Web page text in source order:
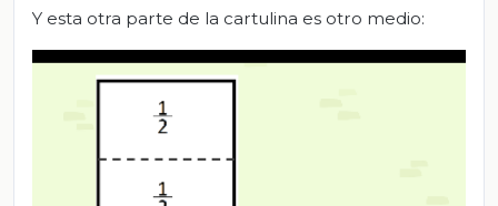
Y esta otra parte de la cartulina es otro medio: